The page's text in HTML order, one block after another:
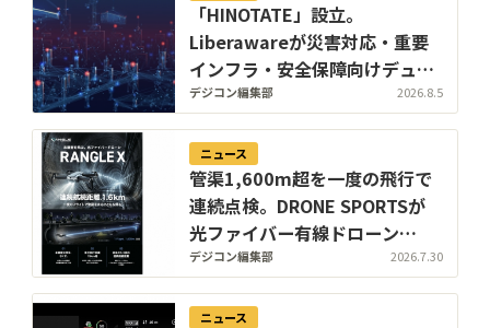
「HINOTATE」設立。
Liberawareが災害対応・重要
インフラ・安全保障向けデュア
ルユース国産無人機の子会社を
8月設立
デジコン編集部 2026.8.5
ニュース
管渠1,600m超を一度の飛行で
連続点検。DRONE SPORTSが
光ファイバー有線ドローン
「Rangle X」を下水道展'26東
京で初公開
デジコン編集部 2026.7.30
ニュース